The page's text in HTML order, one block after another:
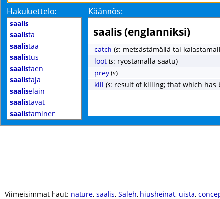
Hakuluettelo: Käännös:
saalis
saalista
saalistaa
saalistus
saalistaen
saalistaja
saaliseläin
saalistavat
saalistaminen
saalis (englanniksi)
catch (s: metsästämällä tai
loot (s: ryöstämällä saatu)
prey (s)
kill (s: result of killing; that which has
Viimeisimmät haut: nature, saalis, Saleh, hiusheinät, uista,